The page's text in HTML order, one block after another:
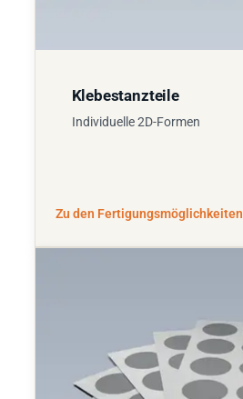
Klebestanzteile
Individuelle 2D-Formen
Zu den Fertigungsmöglichkeiten